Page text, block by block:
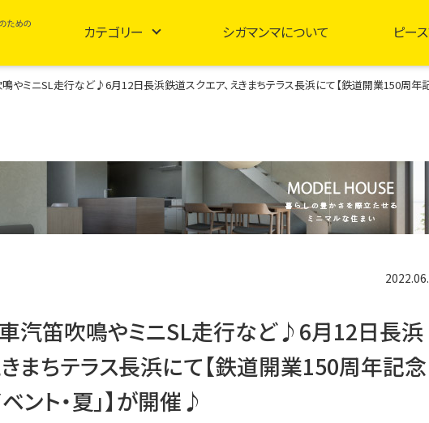
カテゴリー シガマンマについて ピー
やミニSL走行など♪6月12日長浜鉄道スクエア、えきまちテラス長浜にて【鉄道開業150周年記
汽笛吹鳴やミニSL走行など♪6月12日長浜
きまちテラス長浜にて【鉄道開業150周年記念
ント・夏」】が開催♪